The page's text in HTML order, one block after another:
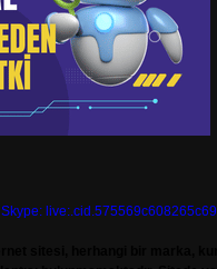
Skype: live:.cid.575569c608265c69